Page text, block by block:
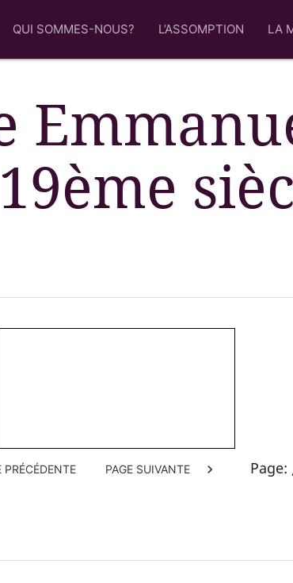
QUI SOMMES-NOUS? L’ASSOMPTION LA
PRÉCÉDENTE chevron_right
PAGE SUIVANTE Page: